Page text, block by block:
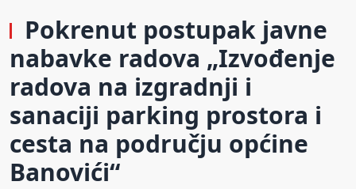
Pokrenut postupak javne
nabavke radova „Izvođenje
radova na izgradnji i
sanaciji parking prostora i
cesta na području općine
Banovići“